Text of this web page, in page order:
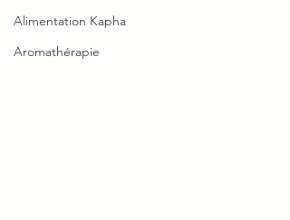
Alimentation Kapha
Aromathérapie